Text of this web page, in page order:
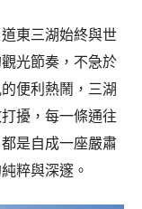
東三湖始終與世
光節奏，不急於
便利熱鬧，三湖
擾，每一條通往
是自成一座嚴肅
粹與深邃。